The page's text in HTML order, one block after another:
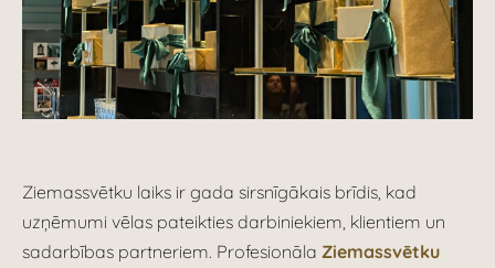
Ziemassvētku laiks ir gada sirsnīgākais brīdis, kad
uzņēmumi vēlas pateikties darbiniekiem, klientiem un
sadarbības partneriem. Profesionāla Ziemassvētku